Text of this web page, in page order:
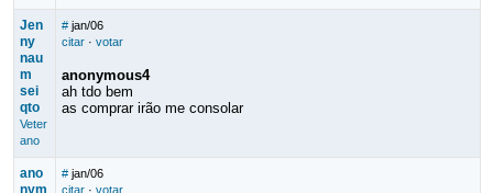
Jen
ny
nau
m
sei
qto
Veter
ano
# jan/06
citar· votar
anonymous4
ah tdo bem
as comprar irão me consolar
ano
nym
# jan/06
citar· votar